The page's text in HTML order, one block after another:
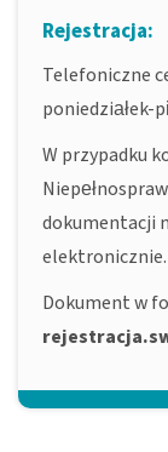
Rejestracja:
Telefoniczne
poniedziałek-
W przypadku
dokumentacji
elektronicznie.
Dokument w